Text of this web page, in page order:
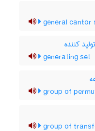
general cantor
کننده
generating set
group of
group of